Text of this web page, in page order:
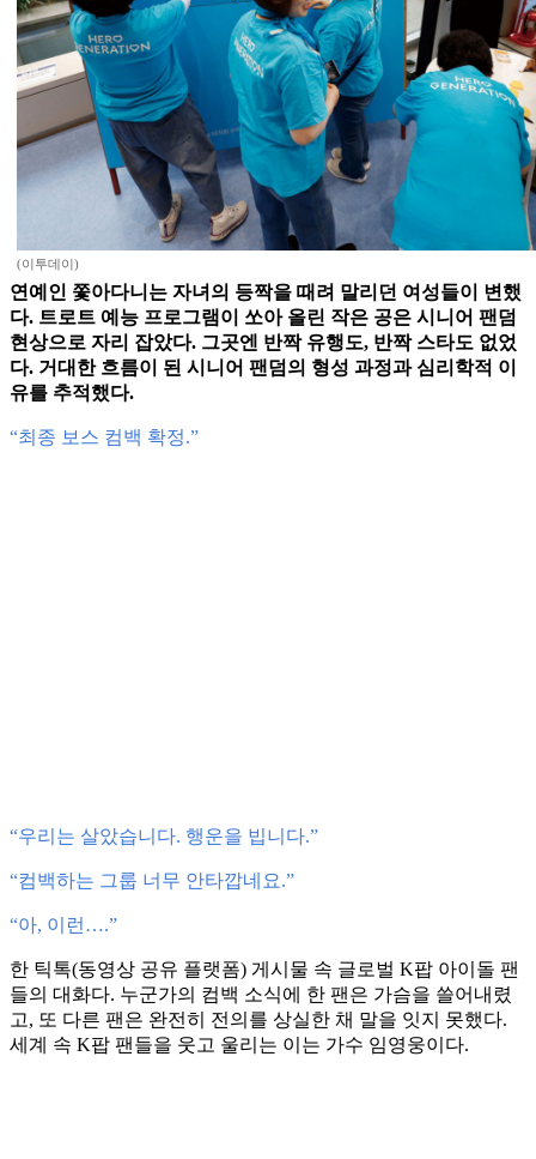
(이투데이)
연예인 쫓아다니는 자녀의 등짝을 때려 말리던 여성들이 변했
다. 트로트 예능 프로그램이 쏘아 올린 작은 공은 시니어 팬덤
현상으로 자리 잡았다. 그곳엔 반짝 유행도, 반짝 스타도 없었
다. 거대한 흐름이 된 시니어 팬덤의 형성 과정과 심리학적 이
유를 추적했다.
“최종 보스 컴백 확정.”
“우리는 살았습니다. 행운을 빕니다.”
“컴백하는 그룹 너무 안타깝네요.”
“아, 이런….”
한 틱톡(동영상 공유 플랫폼) 게시물 속 글로벌 K팝 아이돌 팬
들의 대화다. 누군가의 컴백 소식에 한 팬은 가슴을 쓸어내렸
고, 또 다른 팬은 완전히 전의를 상실한 채 말을 잇지 못했다.
세계 속 K팝 팬들을 웃고 울리는 이는 가수 임영웅이다.